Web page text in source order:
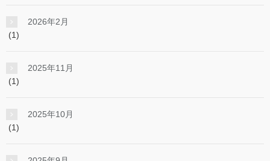
2026年2月
(1)
2025年11月
(1)
2025年10月
(1)